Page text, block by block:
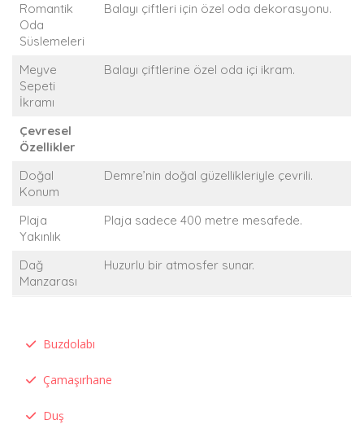
Romantik
Oda
Süslemeleri
Balayı çiftleri için özel oda dekorasyonu.
Meyve
Sepeti
İkramı
Balayı çiftlerine özel oda içi ikram.
Çevresel
Özellikler
Doğal
Konum
Demre’nin doğal güzellikleriyle çevrili.
Plaja
Yakınlık
Plaja sadece 400 metre mesafede.
Dağ
Manzarası
Huzurlu bir atmosfer sunar.
Buzdolabı
Çamaşırhane
Duş